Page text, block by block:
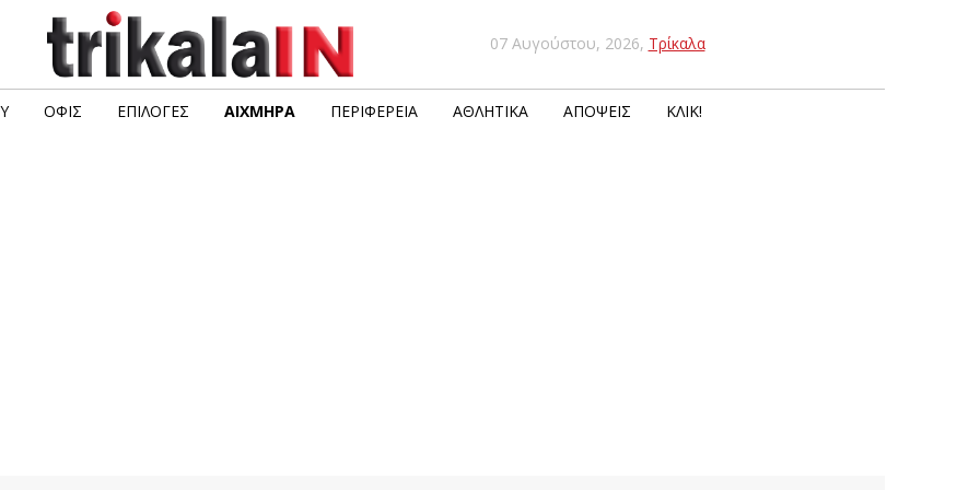
07 Αυγούστου, 2026, Τρίκαλα
ΟΦΙΣ ΕΠΙΛΟΓΈΣ ΑΙΧΜΗΡΆ ΠΕΡΙΦΈΡΕΙΑ ΑΘΛΗΤΙΚΆ ΑΠΌΨΕΙΣ ΚΛΙΚ!